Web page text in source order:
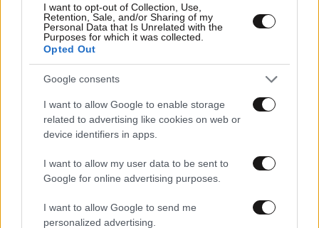
I want to opt-out of Collection, Use,
Retention, Sale, and/or Sharing of my
Personal Data that Is Unrelated with the
Purposes for which it was collected.
Opted Out
Google consents
I want to allow Google to enable storage
related to advertising like cookies on web or
device identifiers in apps.
I want to allow my user data to be sent to
Google for online advertising purposes.
I want to allow Google to send me
personalized advertising.
Xαρακτήρες: 0/1000